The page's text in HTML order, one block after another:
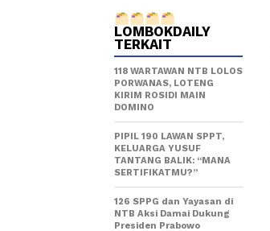
LOMBOKDAILY
TERKAIT
118 WARTAWAN NTB LOLOS
PORWANAS, LOTENG
KIRIM ROSIDI MAIN
DOMINO
PIPIL 190 LAWAN SPPT,
KELUARGA YUSUF
TANTANG BALIK: “MANA
SERTIFIKATMU?”
126 SPPG dan Yayasan di
NTB Aksi Damai Dukung
Presiden Prabowo